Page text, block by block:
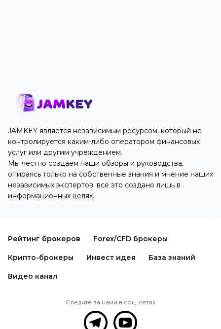
JAMKEY является независимым ресурсом, который не
контролируется каким-либо оператором финансовых
услуг или другим учреждением.
Мы честно создаем наши обзоры и руководства,
опираясь только на собственные знания и мнение наших
независимых экспертов; все это создано лишь в
информационных целях.
Рейтинг брокеров Forex/CFD брокеры
Крипто-брокеры Инвест идея База знаний
Видео канал
Следите за нами в соц. сетях